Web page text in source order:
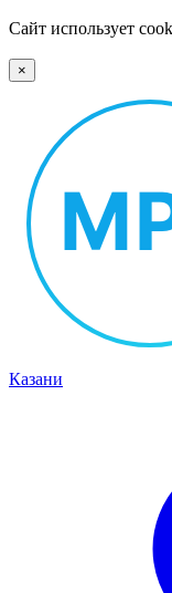
Сайт использует
×
Казани